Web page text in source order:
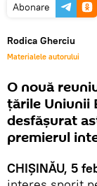
Abonare
Rodica Gherciu
Materialele autorului
O nouă
țările Uniunii
desfășurat
premierul
CHIȘINĂU, 5